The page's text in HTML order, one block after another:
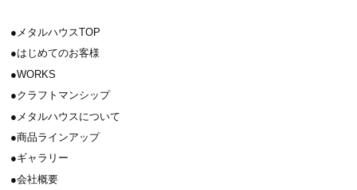
メタルハウスTOP
はじめてのお客様
WORKS
クラフトマンシップ
メタルハウスについて
商品ラインアップ
ギャラリー
会社概要